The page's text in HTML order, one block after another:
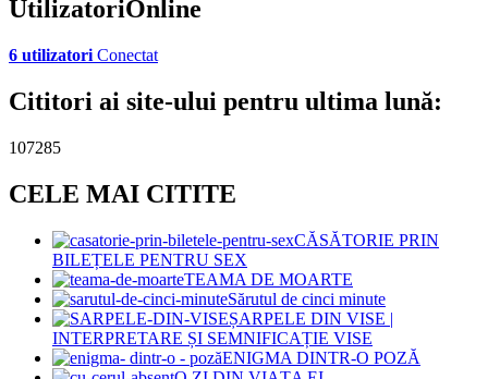
UtilizatoriOnline
6 utilizatori Conectat
Cititori ai site-ului pentru ultima lună:
107285
CELE MAI CITITE
CĂSĂTORIE PRIN
BILEȚELE PENTRU SEX
TEAMA DE MOARTE
Sărutul de cinci minute
ȘARPELE DIN VISE |
INTERPRETARE ȘI SEMNIFICAȚIE VISE
ENIGMA DINTR-O POZĂ